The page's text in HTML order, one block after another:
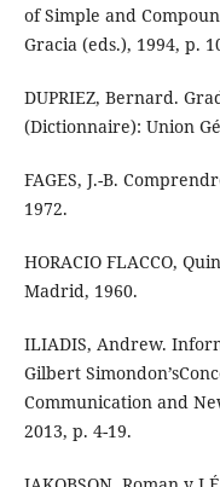
of Simple and
Gracia (eds.), 1994, p.
DUPRIEZ, Bernard.
(Dictionnaire): Union
FAGES, J.-B.
1972.
HORACIO FLACCO,
Madrid, 1960.
ILIADIS, Andrew.
Gilbert
Communication and
2013, p. 4-19.